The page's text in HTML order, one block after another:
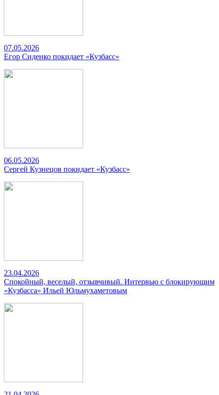
07.05.2026
Егор Сиденко покидает «Кузбасс»
06.05.2026
Сергей Кузнецов покидает «Кузбасс»
23.04.2026
Спокойный, веселый, отзывчивый. Интервью с блокирующим
«Кузбасса» Ильей Юльмухаметовым